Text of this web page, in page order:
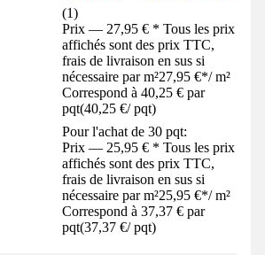
(1)
Prix — 27,95 € * Tous les prix
affichés sont des prix TTC,
frais de livraison en sus si
nécessaire par m²27,95 €*/ m²
Correspond à 40,25 € par
pqt(40,25 €/ pqt)
Pour l'achat de 30 pqt:
Prix — 25,95 € * Tous les prix
affichés sont des prix TTC,
frais de livraison en sus si
nécessaire par m²25,95 €*/ m²
Correspond à 37,37 € par
pqt(37,37 €/ pqt)